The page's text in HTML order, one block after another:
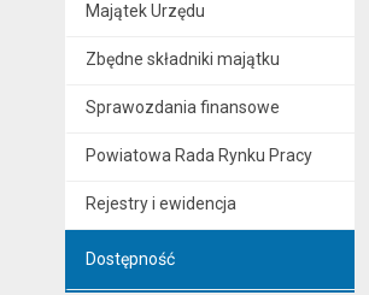
Majątek Urzędu
Zbędne składniki majątku
Sprawozdania finansowe
Powiatowa Rada Rynku Pracy
Rejestry i ewidencja
Dostępność